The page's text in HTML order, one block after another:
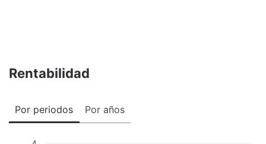
Rentabilidad
Por periodos Por años